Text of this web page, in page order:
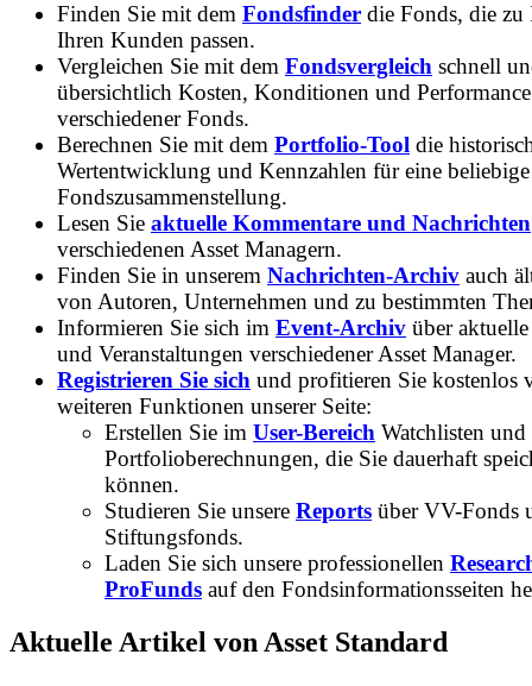
Finden Sie mit dem Fondsfinder die Fonds, die zu
Ihren Kunden passen.
Vergleichen Sie mit dem Fondsvergleich schnell
übersichtlich Kosten, Konditionen und Performance
verschiedener Fonds.
Berechnen Sie mit dem Portfolio-Tool die
Wertentwicklung und Kennzahlen für eine beliebige
Fondszusammenstellung.
Lesen Sie aktuelle Kommentare und Nachrichten
verschiedenen Asset Managern.
Finden Sie in unserem Nachrichten-Archiv auch
von Autoren, Unternehmen und zu bestimmten
Informieren Sie sich im Event-Archiv über
und Veranstaltungen verschiedener Asset Manager.
Registrieren Sie sich und profitieren Sie kostenlos
weiteren Funktionen unserer Seite:
Erstellen Sie im User-Bereich Watchlisten und
Portfolioberechnungen, die Sie dauerhaft
können.
Studieren Sie unsere Reports über VV-Fonds
Stiftungsfonds.
Laden Sie sich unsere professionellen
ProFunds auf den Fondsinformationsseiten
Aktuelle Artikel von Asset Standard